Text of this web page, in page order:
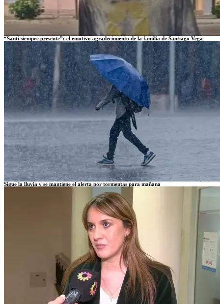
“Santi siempre presente”: el emotivo agradecimiento de la familia de Santiago Vega
Sigue la lluvia y se mantiene el alerta por tormentas para mañana